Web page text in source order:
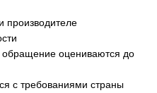
производителе
оцениваются до
с требованиями страны